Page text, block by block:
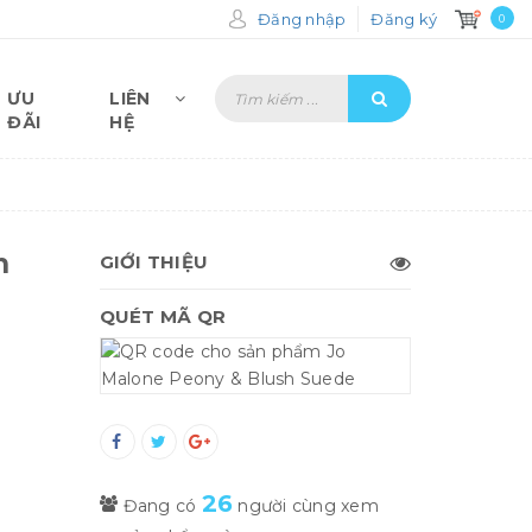
0
Đăng nhập Đăng ký
ƯU
ĐÃI
LIÊN
HỆ
GIỚI THIỆU
QUÉT MÃ QR
Đang có 26 người cùng xem